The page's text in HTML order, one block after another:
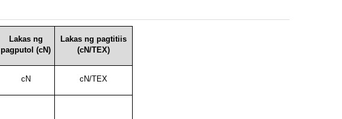
Lakas ng
pagputol (cN)
Lakas ng pagtitiis
(cN/TEX)
cN cN/TEX